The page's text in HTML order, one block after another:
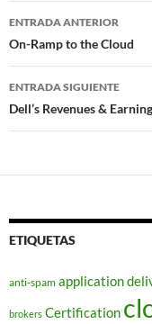
Navegador
de
entradas
ENTRADA ANTERIOR
On-Ramp to the Cloud
ENTRADA SIGUIENTE
Dell’s Revenues &
ETIQUETAS
anti-spam application
brokers Certification